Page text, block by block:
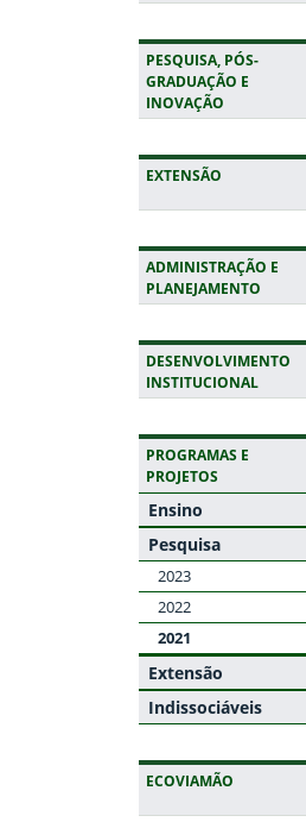
PESQUISA, PÓS-
GRADUAÇÃO E
INOVAÇÃO
EXTENSÃO (EXPANDIR
ADMINISTRAÇÃO E
PLANEJAMENTO
DESENVOLVIMENTO
INSTITUCIONAL
PROGRAMAS E
PROJETOS (OCULTAR
Ensino (Expandir
Pesquisa(Ocultar
2023
2022
2021
Extensão
Indissociáveis
ECOVIAMÃO